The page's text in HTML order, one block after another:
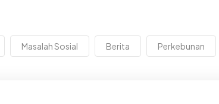
Masalah Sosial Berita Perkebunan